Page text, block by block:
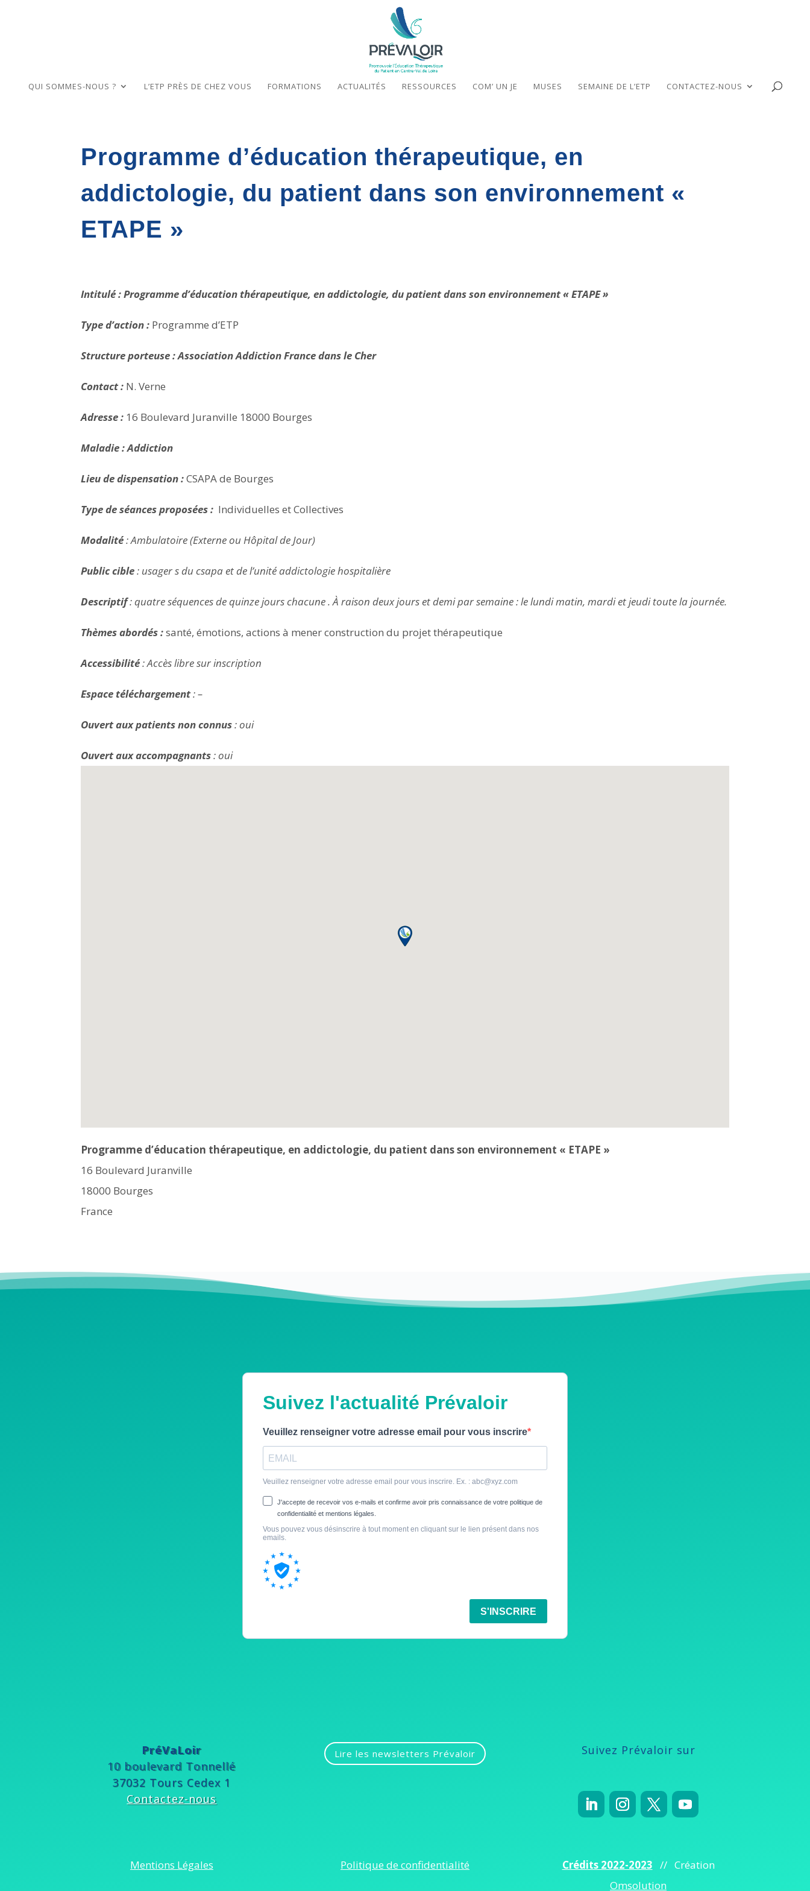
QUI SOMMES-NOUS ? L’ETP PRÈS DE CHEZ VOUS FORMATIONS ACTUALITÉS RESSOURCES COM’ UN JE MUSES SEMAINE DE L’ETP CONTACTEZ-NOUS
Programme d’éducation thérapeutique, en
addictologie, du patient dans son environnement «
ETAPE »
Intitulé : Programme d’éducation thérapeutique, en addictologie, du patient dans son environnement « ETAPE »
Type d’action : Programme d’ETP
Structure porteuse : Association Addiction France dans le Cher
Contact : N. Verne
Adresse : 16 Boulevard Juranville 18000 Bourges
Maladie : Addiction
Lieu de dispensation :CSAPA de Bourges
Type de séances proposées : Individuelles et Collectives
Modalité: Ambulatoire (Externe ou Hôpital de Jour)
Public cible: usager s du csapa et de l’unité addictologie hospitalière
Descriptif: quatre séquences de quinze jours chacune . À raison deux jours et demi par semaine : le lundi matin, mardi et jeudi toute la journée.
Thèmes abordés :santé, émotions, actions à mener construction du projet thérapeutique
Accessibilité: Accès libre sur inscription
Espace téléchargement: –
Ouvert aux patients non connus: oui
Ouvert aux accompagnants: oui
Programme d’éducation thérapeutique, en addictologie, du patient dans son environnement « ETAPE »
16 Boulevard Juranville
18000 Bourges
France
PréVaLoir
10 boulevard Tonnellé
37032 Tours Cedex 1
Contactez-nous
Lire les newsletters Prévaloir Suivez Prévaloir sur
Mentions Légales Politique de confidentialité Crédits 2022-2023 // Création
Omsolution